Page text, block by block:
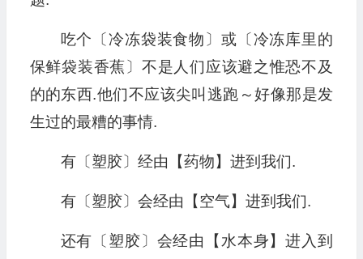
吃个〔冷冻袋装食物〕或〔冷冻库里的
保鲜袋装香蕉〕不是人们应该避之惟恐不及
的的东西.他们不应该尖叫逃跑～好像那是发
生过的最糟的事情.
有〔塑胶〕经由【药物】进到我们.
有〔塑胶〕会经由【空气】进到我们.
还有〔塑胶〕会经由【水本身】进入到